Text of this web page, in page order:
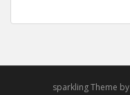
sparkling Theme by